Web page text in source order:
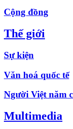
Cộng đồng
Thế giới
Sự kiện
Văn hoá quốc tế
Người Việt năm
Multimedia